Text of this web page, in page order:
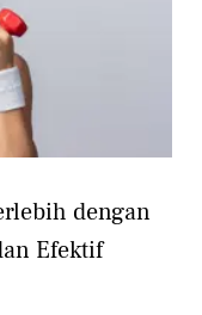
dengan
Efektif